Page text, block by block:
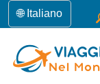
🌐 Italiano